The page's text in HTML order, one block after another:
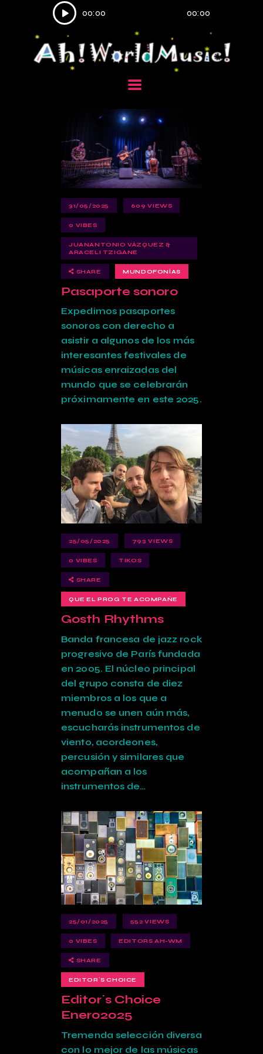
Reproductor
de
audio
00:00 00:00
31/05/2025 609 VIEWS
0 VIBES
JUANANTONIO VÁZQUEZ &
ARACELI TZIGANE
SHARE MUNDOFONÍAS
Pasaporte sonoro
Expedimos pasaportes
sonoros con derecho a
asistir a algunos de los más
interesantes festivales de
músicas enraizadas del
mundo que se celebrarán
próximamente en este 2025.
25/05/2025 793 VIEWS
0 VIBES TIKOS
SHARE
QUE EL PROG TE ACOMPAÑE
Gosth Rhythms
Banda francesa de jazz rock
progresivo de París fundada
en 2005. El núcleo principal
del grupo consta de diez
miembros a los que a
menudo se unen aún más,
escucharás instrumentos de
viento, acordeones,
percusión y similares que
acompañan a los
instrumentos de…
25/01/2025 552 VIEWS
0 VIBES EDITORS AH-WM
SHARE
EDITOR´S CHOICE
Editor´s Choice
Enero2025
Tremenda selección diversa
con lo mejor de las músicas